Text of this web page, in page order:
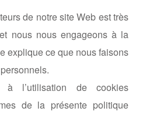
de notre site Web est très
nous nous engageons à la
explique ce que nous faisons
à l’utilisation de cookies
de la présente politique